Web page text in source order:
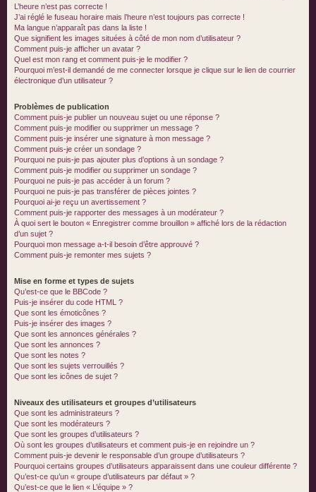
L’heure n’est pas correcte !
J’ai réglé le fuseau horaire mais l’heure n’est toujours pas correcte !
Ma langue n’apparaît pas dans la liste !
Que signifient les images situées à côté de mon nom d’utilisateur ?
Comment puis-je afficher un avatar ?
Quel est mon rang et comment puis-je le modifier ?
Pourquoi m’est-il demandé de me connecter lorsque je clique sur le lien de courrier
électronique d’un utilisateur ?
Problèmes de publication
Comment puis-je publier un nouveau sujet ou une réponse ?
Comment puis-je modifier ou supprimer un message ?
Comment puis-je insérer une signature à mon message ?
Comment puis-je créer un sondage ?
Pourquoi ne puis-je pas ajouter plus d’options à un sondage ?
Comment puis-je modifier ou supprimer un sondage ?
Pourquoi ne puis-je pas accéder à un forum ?
Pourquoi ne puis-je pas transférer de pièces jointes ?
Pourquoi ai-je reçu un avertissement ?
Comment puis-je rapporter des messages à un modérateur ?
À quoi sert le bouton « Enregistrer comme brouillon » affiché lors de la rédaction
d’un sujet ?
Pourquoi mon message a-t-il besoin d’être approuvé ?
Comment puis-je remonter mes sujets ?
Mise en forme et types de sujets
Qu’est-ce que le BBCode ?
Puis-je insérer du code HTML ?
Que sont les émoticônes ?
Puis-je insérer des images ?
Que sont les annonces générales ?
Que sont les annonces ?
Que sont les notes ?
Que sont les sujets verrouillés ?
Que sont les icônes de sujet ?
Niveaux des utilisateurs et groupes d’utilisateurs
Que sont les administrateurs ?
Que sont les modérateurs ?
Que sont les groupes d’utilisateurs ?
Où sont les groupes d’utilisateurs et comment puis-je en rejoindre un ?
Comment puis-je devenir le responsable d’un groupe d’utilisateurs ?
Pourquoi certains groupes d’utilisateurs apparaissent dans une couleur différente ?
Qu’est-ce qu’un « groupe d’utilisateurs par défaut » ?
Qu’est-ce que le lien « L’équipe » ?